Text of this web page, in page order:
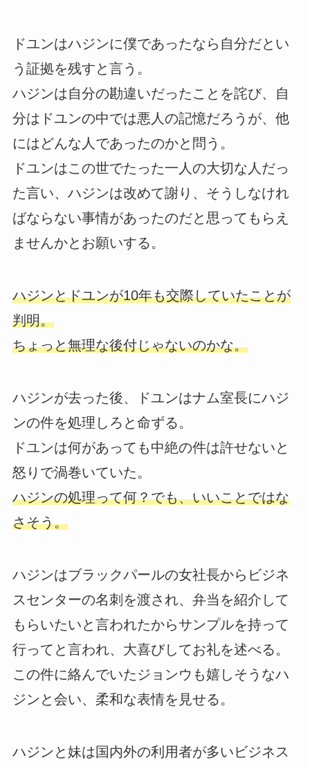
ドユンはハジンに僕であったなら自分だとい
う証拠を残すと言う。
ハジンは自分の勘違いだったことを詫び、自
分はドユンの中では悪人の記憶だろうが、他
にはどんな人であったのかと問う。
ドユンはこの世でたった一人の大切な人だっ
た言い、ハジンは改めて謝り、そうしなけれ
ばならない事情があったのだと思ってもらえ
ませんかとお願いする。
ハジンとドユンが10年も交際していたことが
判明。
ちょっと無理な後付じゃないのかな。
ハジンが去った後、ドユンはナム室長にハジ
ンの件を処理しろと命ずる。
ドユンは何があっても中絶の件は許せないと
怒りで渦巻いていた。
ハジンの処理って何？でも、いいことではな
さそう。
ハジンはブラックパールの女社長からビジネ
スセンターの名刺を渡され、弁当を紹介して
もらいたいと言われたからサンプルを持って
行ってと言われ、大喜びしてお礼を述べる。
この件に絡んでいたジョンウも嬉しそうなハ
ジンと会い、柔和な表情を見せる。
ハジンと妹は国内外の利用者が多いビジネス